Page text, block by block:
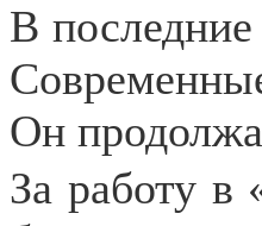
В
Он
За работу в